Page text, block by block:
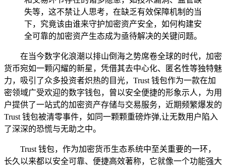
失等，这不禁让人思考，在缺乏有效保障机制的当
下，究竟该由谁来守护加密资产安全，如何构建安
全可靠的加密资产生态成为亟待解决的关键问题。
在当今数字化浪潮以排山倒海之势席卷全球的时代，加密
货币宛如一颗闪耀的新星，凭借其去中心化、匿名性等独特魅
力，吸引了众多投资者炽热的目光，Trust 钱包作为一款在加
密领域广受欢迎的数字钱包，曾以安全便捷的形象示人，为用
户提供了一站式的加密资产存储与交易服务，近期频繁爆发的
Trust 钱包被清零事件，如同一颗颗重磅炸弹,让无数用户陷入
了深深的恐慌与无助之中。
Trust 钱包，作为加密货币生态系统中至关重要的一环，
长久以来都以安全可靠、便捷高效著称，它就像一个功能强大